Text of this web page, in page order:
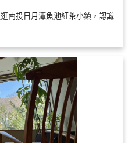
南投日月潭魚池紅茶小鎮，認識